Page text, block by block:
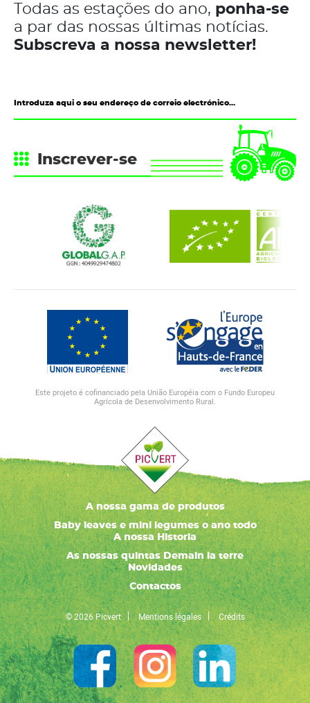
Todas as estações do ano, ponha-se
a par das nossas últimas notícias.
Subscreva a nossa newsletter!
Inscrever-se
Este projeto é cofinanciado pela União Européia com o Fundo Europeu
Agrícola de Desenvolvimento Rural.
A nossa gama de produtos
Baby leaves e mini legumes o ano todo
A nossa Historia
As nossas quintas Demain la terre
Novidades
Contactos
© 2026 Picvert Mentions légales Crédits